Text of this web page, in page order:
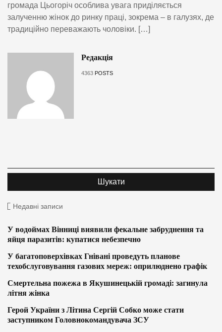
громада Цьогоріч особлива увага приділяється
залученню жінок до ринку праці, зокрема – в галузях, де
традиційно переважають чоловіки. […]
Редакція
4363 POSTS
Недавні записи
У водоймах Вінниці виявили фекальне забруднення та
яйця паразитів: купатися небезпечно
У багатоповерхівках Гнівані проведуть планове
техобслуговування газових мереж: оприлюднено графік
Смертельна пожежа в Якушинецькій громаді: загинула
літня жінка
Герой України з Літина Сергій Собко може стати
заступником Головнокомандувача ЗСУ